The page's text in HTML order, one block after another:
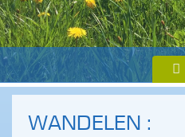
WANDELEN :